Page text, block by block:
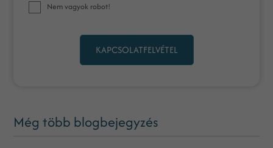
Nem vagyok robot!
KAPCSOLATFELVÉTEL
Még több blogbejegyzés